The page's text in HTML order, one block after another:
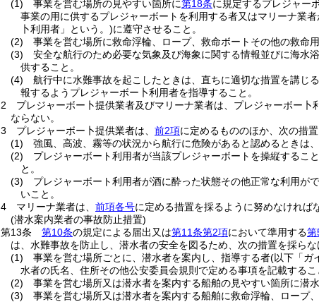
(1)
事業を営む場所の見やすい箇所に第18条に規定するプレジャー
事業の用に供するプレジャーボートを利用する者又はマリーナ業
卜利用者」という。)に遵守させること。
(2)
事業を営む場所に救命浮輪、ロープ、救命ボートその他の救命用
(3)
安全な航行のため必要な気象及び海象に関する情報並びに海水
供すること。
(4)
航行中に水難事故を起こしたときは、直ちに適切な措置を講じ
報するようプレジャーボー卜利用者を指導すること。
2
プレジャーボー卜提供業者及びマリーナ業者は、プレジャーボー
ならない。
3
プレジャーボー卜提供業者は、 前2項に定めるもののほか、次の措
(1)
強風、高波、霧等の状況から航行に危険があると認めるときは
(2)
プレジャーボート利用者が当該プレジャーボートを操縦するこ
と。
(3)
プレジャーボート利用者が酒に酔った状態その他正常な利用が
いこと。
4
マリーナ業者は、 前項各号に定める措置を採るように努めなければ
(潜水案内業者の事故防止措置)
第13条
第10条の規定による届出又は第11条第2項において準用する第
は、水難事故を防止し、潜水者の安全を図るため、次の措置を採らな
(1)
事業を営む場所ごとに、潜水者を案内し、指導する者(以下「ガ
水者の氏名、住所その他公安委員会規則で定める事項を記載するこ
(2)
事業を営む場所又は潜水者を案内する船舶の見やすい箇所に潜
(3)
事業を営む場所又は潜水者を案内する船舶に救命浮輪、ロープ